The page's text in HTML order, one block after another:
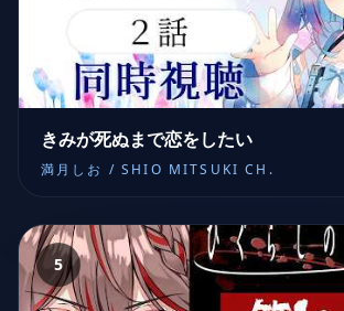
きみが死ぬまで恋をしたい
満月しお / SHIO MITSUKI CH.
5